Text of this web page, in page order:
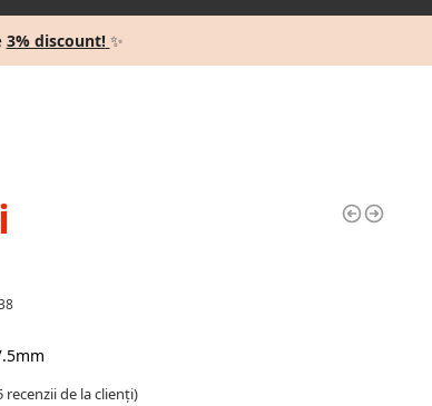
3% discount! ✨
recenzii de la clienți)